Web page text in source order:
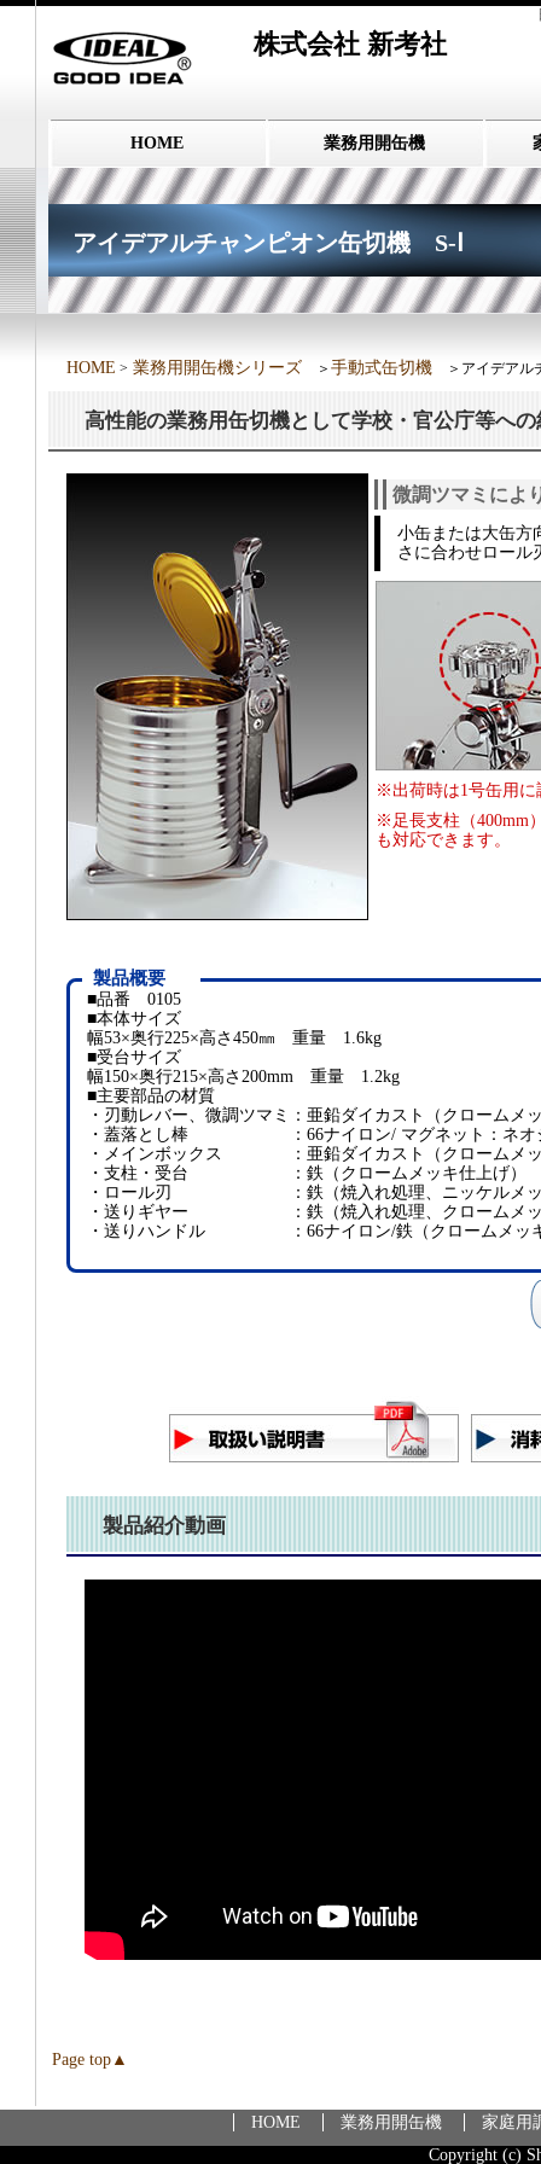
株式会社 新考社
HOME 業務用開缶機
アイデアルチャンピオン缶切機 S-Ⅰ
HOME > 業務用開缶機シリーズ ＞ 手動式缶切機 ＞アイデアル
高性能の業務用缶切機として学校・官公庁等へ
微調ツマミによ
小缶または大缶方
さに合わせロール
※出荷時は1号缶用に
※足長支柱（400mm
も対応できます。
製品概要
■品番 0105
■本体サイズ
幅53×奥行225×高さ450㎜ 重量 1.6kg
■受台サイズ
幅150×奥行215×高さ200mm 重量 1.2kg
■主要部品の材質
・ 刃動レバー、微調ツマミ ： 亜鉛ダイカスト（クロームメ
・ 蓋落とし棒 ： 66ナイロン/ マグネット：ネ
・ メインボックス ： 亜鉛ダイカスト（クロームメ
・ 支柱・受台 ： 鉄（クロームメッキ仕上げ）
・ ロール刃 ： 鉄（焼入れ処理、ニッケルメ
・ 送りギヤー ： 鉄（焼入れ処理、クロームメ
・ 送りハンドル ： 66ナイロン/鉄（クロームメッ
製品紹介動画
Page top▲
HOME 業務用開缶機
家庭用
Copyright (c)